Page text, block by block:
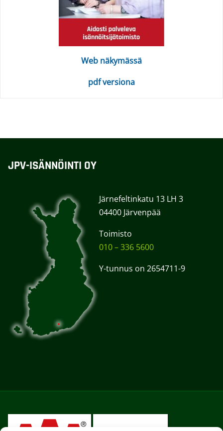
Web näkymässä
pdf versiona
JPV-ISÄNNÖINTI OY
Järnefeltinkatu 13 LH 3
04400 Järvenpää
Toimisto
010 – 336 5600
Y-tunnus on 2654711-9